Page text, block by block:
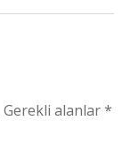
Gerekli alanlar*